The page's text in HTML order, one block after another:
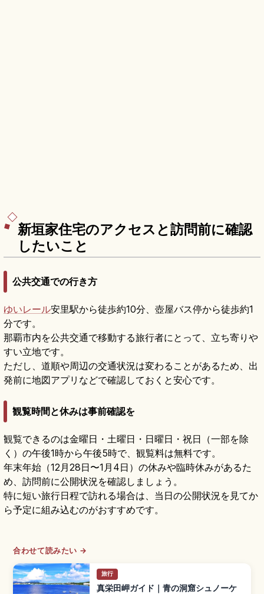
新垣家住宅のアクセスと訪問前に確認
したいこと
公共交通での行き方
ゆいレール安里駅から徒歩約10分、壺屋バス停から徒歩約1
分です。
那覇市内を公共交通で移動する旅行者にとって、立ち寄りや
すい立地です。
ただし、道順や周辺の交通状況は変わることがあるため、出
発前に地図アプリなどで確認しておくと安心です。
観覧時間と休みは事前確認を
観覧できるのは金曜日・土曜日・日曜日・祝日（一部を除
く）の午後1時から午後5時で、観覧料は無料です。
年末年始（12月28日〜1月4日）の休みや臨時休みがあるた
め、訪問前に公開状況を確認しましょう。
特に短い旅行日程で訪れる場合は、当日の公開状況を見てか
ら予定に組み込むのがおすすめです。
合わせて読みたい →
旅行
真栄田岬ガイド｜青の洞窟シュノーケ